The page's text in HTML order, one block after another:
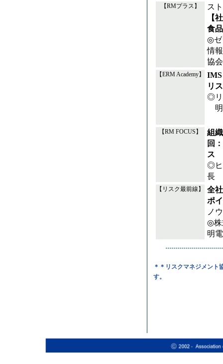
【RMプラス】
ス
【
食
◎ゼ
情
協
【ERM Academy】
リ
◎リ
明
【RM FOCUS】
組
回
ス
◎ヒ
長
【リスク最前線】
全
ポ
ノ
◎株
明
＊＊リスクマネジメント
す。